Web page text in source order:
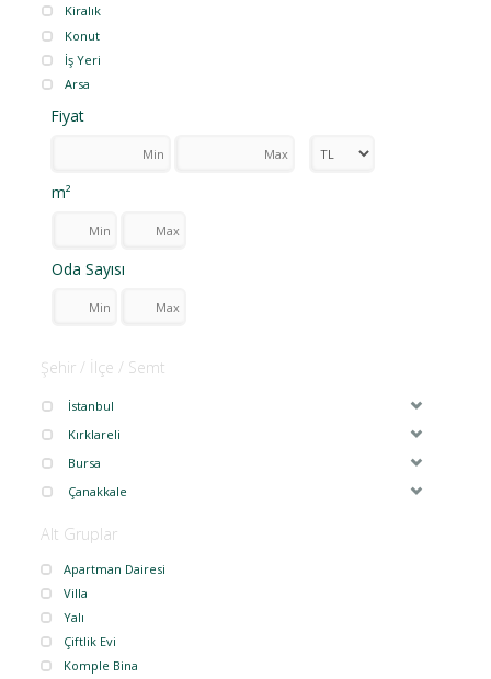
Kiralık
Konut
İş Yeri
Arsa
Fiyat
m²
Oda Sayısı
Şehir / İlçe / Semt
İstanbul
Kırklareli
Bursa
Çanakkale
Alt Gruplar
Apartman Dairesi
Villa
Yalı
Çiftlik Evi
Komple Bina